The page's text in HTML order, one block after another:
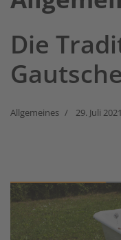
Die
Allgemeines 29. Juli 2021